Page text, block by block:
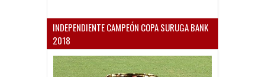
INDEPENDIENTE CAMPEÓN COPA SURUGA BANK
2018